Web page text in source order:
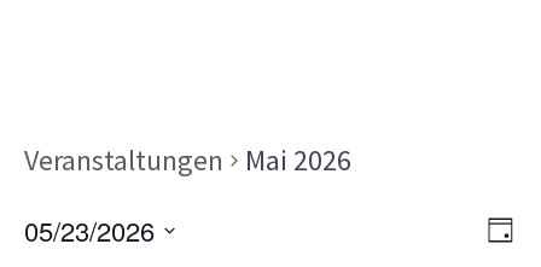
Veranstaltungen Mai 2026
TAG
05/23/2026